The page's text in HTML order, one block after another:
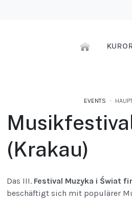
EVENTS
(Krakau)
Das III. Festival Muzyka i Świat
beschäftigt sich mit populärer